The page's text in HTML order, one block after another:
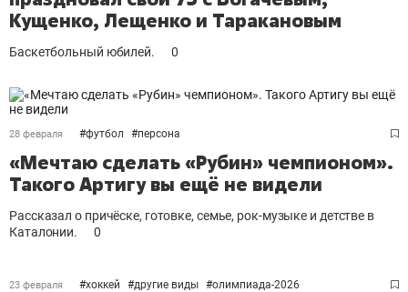
Кущенко, Лещенко и Таракановым
Баскетбольный юбилей. 0
28 февраля #футбол #персона
«Мечтаю сделать «Рубин» чемпионом».
Такого Артигу вы ещё не видели
Рассказал о причёске, готовке, семье, рок-музыке и детстве в
Каталонии.
0
23 февраля #хоккей #другие виды #олимпиада-2026